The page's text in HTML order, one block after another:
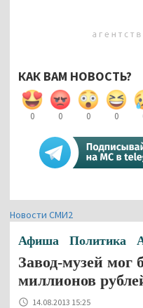
КАК ВАМ НОВОСТЬ?
0 0 0 0
Новости СМИ2
Афиша Политика
Завод-музей мог
миллионов
14.08.2013 15:25